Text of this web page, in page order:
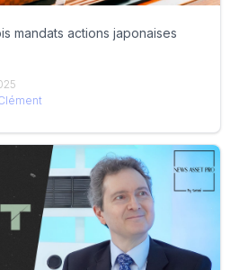
mandats actions japonaises